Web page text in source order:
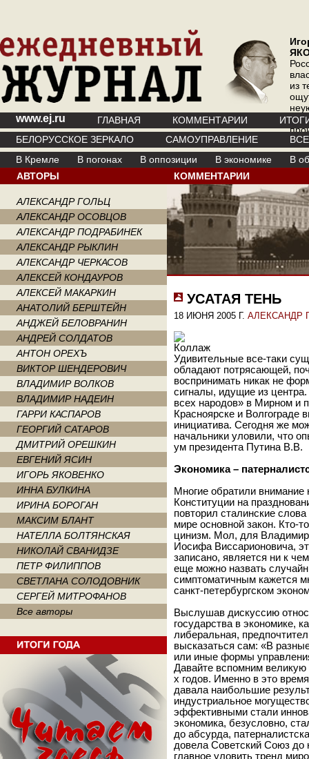
из
где
www.ej.ru ГЛАВНАЯ КОММЕНТАРИИ
БЕЛОРУССКОЕ ЗЕРКАЛО
САМОУПРАВЛЕНИЕ
В Кремле
В погонах В оппозиции В экономике
В
АВТОРЫ
АЛЕКСАНДР ГОЛЬЦ
АЛЕКСАНДР ОСОВЦОВ
АЛЕКСАНДР ПОДРАБИНЕК
АЛЕКСАНДР РЫКЛИН
АЛЕКСАНДР ЧЕРКАСОВ
АЛЕКСЕЙ КОНДАУРОВ
АЛЕКСЕЙ МАКАРКИН
АНАТОЛИЙ БЕРШТЕЙН
АНДЖЕЙ БЕЛОВРАНИН
АНДРЕЙ СОЛДАТОВ
АНТОН ОРЕХЪ
ВИКТОР ШЕНДЕРОВИЧ
ВЛАДИМИР ВОЛКОВ
ВЛАДИМИР НАДЕИН
ГАРРИ КАСПАРОВ
ГЕОРГИЙ САТАРОВ
ДМИТРИЙ ОРЕШКИН
ЕВГЕНИЙ ЯСИН
ИГОРЬ ЯКОВЕНКО
ИННА БУЛКИНА
ИРИНА БОРОГАН
МАКСИМ БЛАНТ
НАТЕЛЛА БОЛТЯНСКАЯ
НИКОЛАЙ СВАНИДЗЕ
ПЕТР ФИЛИППОВ
СВЕТЛАНА СОЛОДОВНИК
СЕРГЕЙ МИТРОФАНОВ
Все авторы
КОММЕНТАРИИ
УСАТАЯ ТЕНЬ
18 ИЮНЯ 2005 Г. АЛЕКСАНДР
Удивительные все-таки
обладают потрясающей,
воспринимать никак не
сигналы, идущие из
всех народов» в Мирном и
Красноярске и Волгограде
инициатива. Сегодня же
начальники уловили, что
ум президента Путина В.В.
Экономика –
Многие обратили внимание
Конституции на
повторил сталинские
мире основной закон. Кто-
цинизм. Мол, для
Иосифа Виссарионовича,
записано, является ни к
еще можно назвать
симптоматичным кажется
санкт-петербургском
Выслушав дискуссию
государства в экономике,
либеральная,
высказаться сам: «В
или иные формы
Давайте вспомним
х годов. Именно в это
давала наибольшие
индустриальное
эффективными стали
экономика, безусловно,
до абсурда,
довела Советский Союз до
главное уловить тренд